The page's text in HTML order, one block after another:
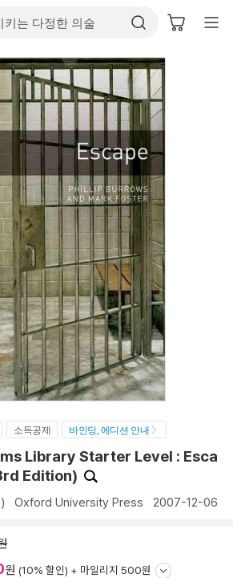
소득공제 바인딩, 에디션 안내
Library Starter Level : Esca
Edition)
) Oxford University Press 2007-12-06
원 (10% 할인) + 마일리지 500원